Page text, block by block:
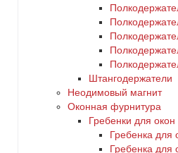
Штангодержатели
Неодимовый магнит
Оконная фурнитура
Гребенки для окон
Гребенка для
Гребенка для